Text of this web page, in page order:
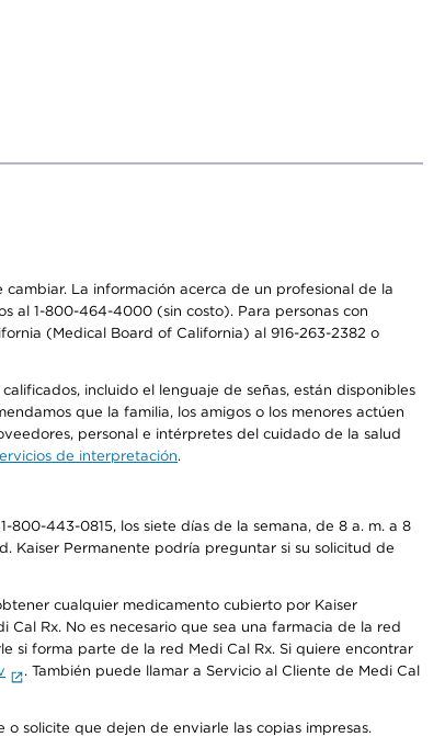
La información acerca de un profesional de la
al 1-800-464-4000 (sin costo). Para personas con
(Medical Board of California) al 916-263-2382 o
incluido el lenguaje de señas, están disponibles
que la familia, los amigos o los menores actúen
personal e intérpretes del cuidado de la salud
de interpretación.
443-0815, los siete días de la semana, de 8 a. m. a 8
Kaiser Permanente podría preguntar si su solicitud de
cualquier medicamento cubierto por Kaiser
Rx. No es necesario que sea una farmacia de la red
si forma parte de la red Medi Cal Rx. Si quiere encontrar
. También puede llamar a Servicio al Cliente de Medi Cal
solicite que dejen de enviarle las copias impresas.